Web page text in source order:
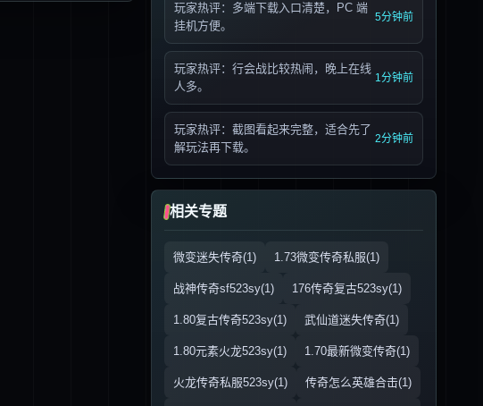
玩家热评：多端下载入口清楚，PC 端
挂机方便。
5分钟前
玩家热评：行会战比较热闹，晚上在线
人多。
1分钟前
玩家热评：截图看起来完整，适合先了
解玩法再下载。
2分钟前
相关专题
微变迷失传奇(1) 1.73微变传奇私服(1)
战神传奇sf523sy(1) 176传奇复古523sy(1)
1.80复古传奇523sy(1) 武仙道迷失传奇(1)
1.80元素火龙523sy(1) 1.70最新微变传奇(1)
火龙传奇私服523sy(1) 传奇怎么英雄合击(1)